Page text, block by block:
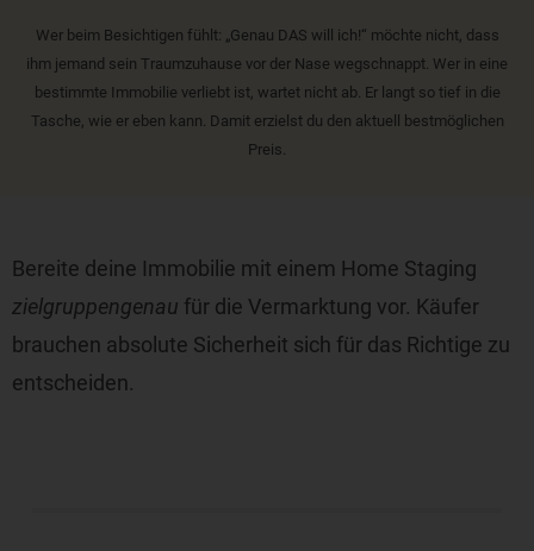
Wer beim Besichtigen fühlt: „Genau DAS will ich!“ möchte nicht, dass
ihm jemand sein Traumzuhause vor der Nase wegschnappt. Wer in eine
bestimmte Immobilie verliebt ist, wartet nicht ab. Er langt so tief in die
Tasche, wie er eben kann. Damit erzielst du den aktuell bestmöglichen
Preis.
Bereite deine Immobilie mit einem Home Staging
zielgruppengenau für die Vermarktung vor. Käufer
brauchen absolute Sicherheit sich für das Richtige zu
entscheiden.